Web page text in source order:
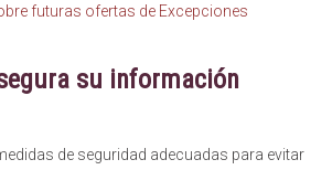
futuras ofertas de Excepciones
su información
de seguridad adecuadas para evitar